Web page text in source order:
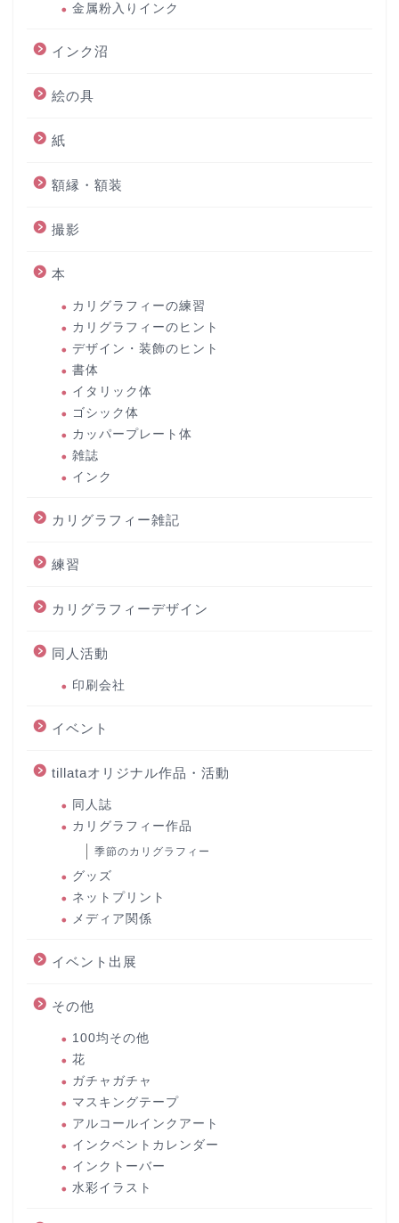
金属粉入りインク
インク沼
絵の具
紙
額縁・額装
撮影
本
カリグラフィーの練習
カリグラフィーのヒント
デザイン・装飾のヒント
書体
イタリック体
ゴシック体
カッパープレート体
雑誌
インク
カリグラフィー雑記
練習
カリグラフィーデザイン
同人活動
印刷会社
イベント
tillataオリジナル作品・活動
同人誌
カリグラフィー作品
季節のカリグラフィー
グッズ
ネットプリント
メディア関係
イベント出展
その他
100均その他
花
ガチャガチャ
マスキングテープ
アルコールインクアート
インクベントカレンダー
インクトーバー
水彩イラスト